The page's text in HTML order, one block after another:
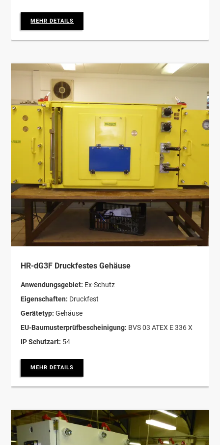
MEHR DETAILS
HR-dG3F Druckfestes Gehäuse
Anwendungsgebiet: Ex-Schutz
Eigenschaften: Druckfest
Gerätetyp:Gehäuse
EU-Baumusterprüfbescheinigung: BVS 03 ATEX E 336 X
IP Schutzart: 54
MEHR DETAILS